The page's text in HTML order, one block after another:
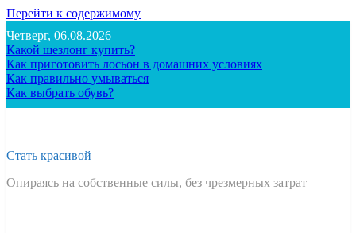
Перейти к содержимому
Четверг, 06.08.2026
Какой шезлонг купить?
Как приготовить лосьон в домашних условиях
Как правильно умываться
Как выбрать обувь?
Стать красивой
Опираясь на собственные силы, без чрезмерных затрат